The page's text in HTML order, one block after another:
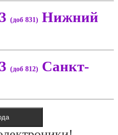
(доб 831) Нижний
(доб 812) Санкт-